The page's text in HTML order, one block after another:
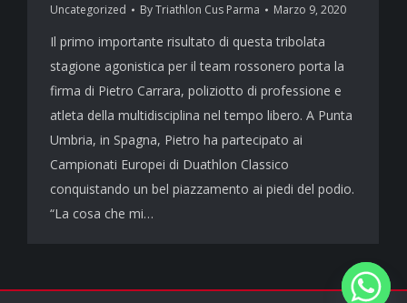
Uncategorized ByTriathlon Cus Parma Marzo 9, 2020
Il primo importante risultato di questa tribolata
stagione agonistica per il team rossonero porta la
firma di Pietro Carrara, poliziotto di professione e
atleta della multidisciplina nel tempo libero. A Punta
Umbria, in Spagna, Pietro ha partecipato ai
Campionati Europei di Duathlon Classico
conquistando un bel piazzamento ai piedi del podio.
“La cosa che mi…